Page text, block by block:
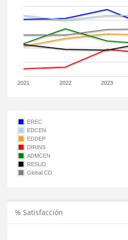
2021 2022 2023
EREC
EDCEN
EDDEP
DIRINS
ADMCEN
RESUD
Global CD
% Satisfacción